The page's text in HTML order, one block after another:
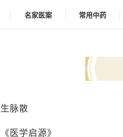
名家医案 常用中药
生脉散
《医学启源》